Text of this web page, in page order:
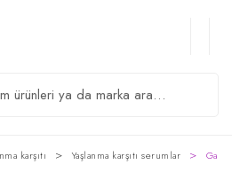
karşıtı Yaşlanma karşıtı serumlar